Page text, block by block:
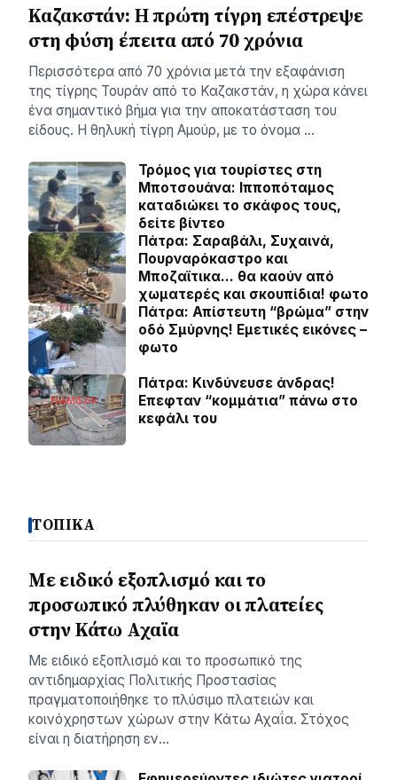
Καζακστάν: Η πρώτη τίγρη επέστρεψε
στη φύση έπειτα από 70 χρόνια
Περισσότερα από 70 χρόνια μετά την εξαφάνιση
της τίγρης Τουράν από το Καζακστάν, η χώρα κάνει
ένα σημαντικό βήμα για την αποκατάσταση του
είδους. Η θηλυκή τίγρη Αμούρ, με το όνομα …
Τρόμος για τουρίστες στη
Μποτσουάνα: Ιπποπόταμος
καταδιώκει το σκάφος τους,
δείτε βίντεο
Πάτρα: Σαραβάλι, Συχαινά,
Πουρναρόκαστρο και
Μποζαϊτικα… θα καούν από
χωματερές και σκουπίδια! φωτο
Πάτρα: Απίστευτη “βρώμα” στην
οδό Σμύρνης! Εμετικές εικόνες –
φωτο
Πάτρα: Κινδύνευσε άνδρας!
Επεφταν “κομμάτια” πάνω στο
κεφάλι του
ΤΟΠΙΚΑ
Με ειδικό εξοπλισμό και το
προσωπικό πλύθηκαν οι πλατείες
στην Κάτω Αχαϊα
Με ειδικό εξοπλισμό και το προσωπικό της
αντιδημαρχίας Πολιτικής Προστασίας
πραγματοποιήθηκε το πλύσιμο πλατειών και
κοινόχρηστων χώρων στην Κάτω Αχαΐα. Στόχος
είναι η διατήρηση εν…